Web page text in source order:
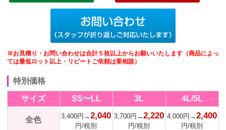
※お見積り・お問い合わせは合計５枚以上からお願いいたします（商品によっ
ては最低ロット以上・リピートご依頼は要相談）
特別価格
サイズ SS〜LL 3L 4L/5L
全色 3,400円→2,040
円/税別
3,700円→2,220
円/税別
4,000円→2,400
円/税別